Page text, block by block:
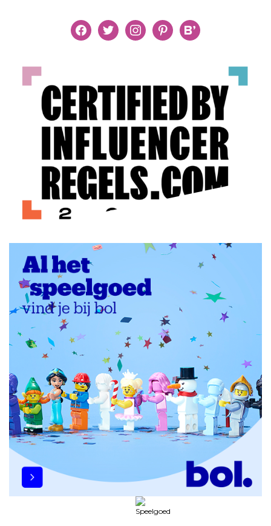
facebooktwitter instagrampinterestbloglovin